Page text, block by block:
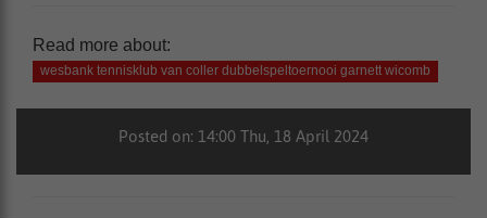
Read more about:
wesbank tennisklub van coller dubbelspeltoernooi garnett wicomb
Posted on: 14:00 Thu, 18 April 2024